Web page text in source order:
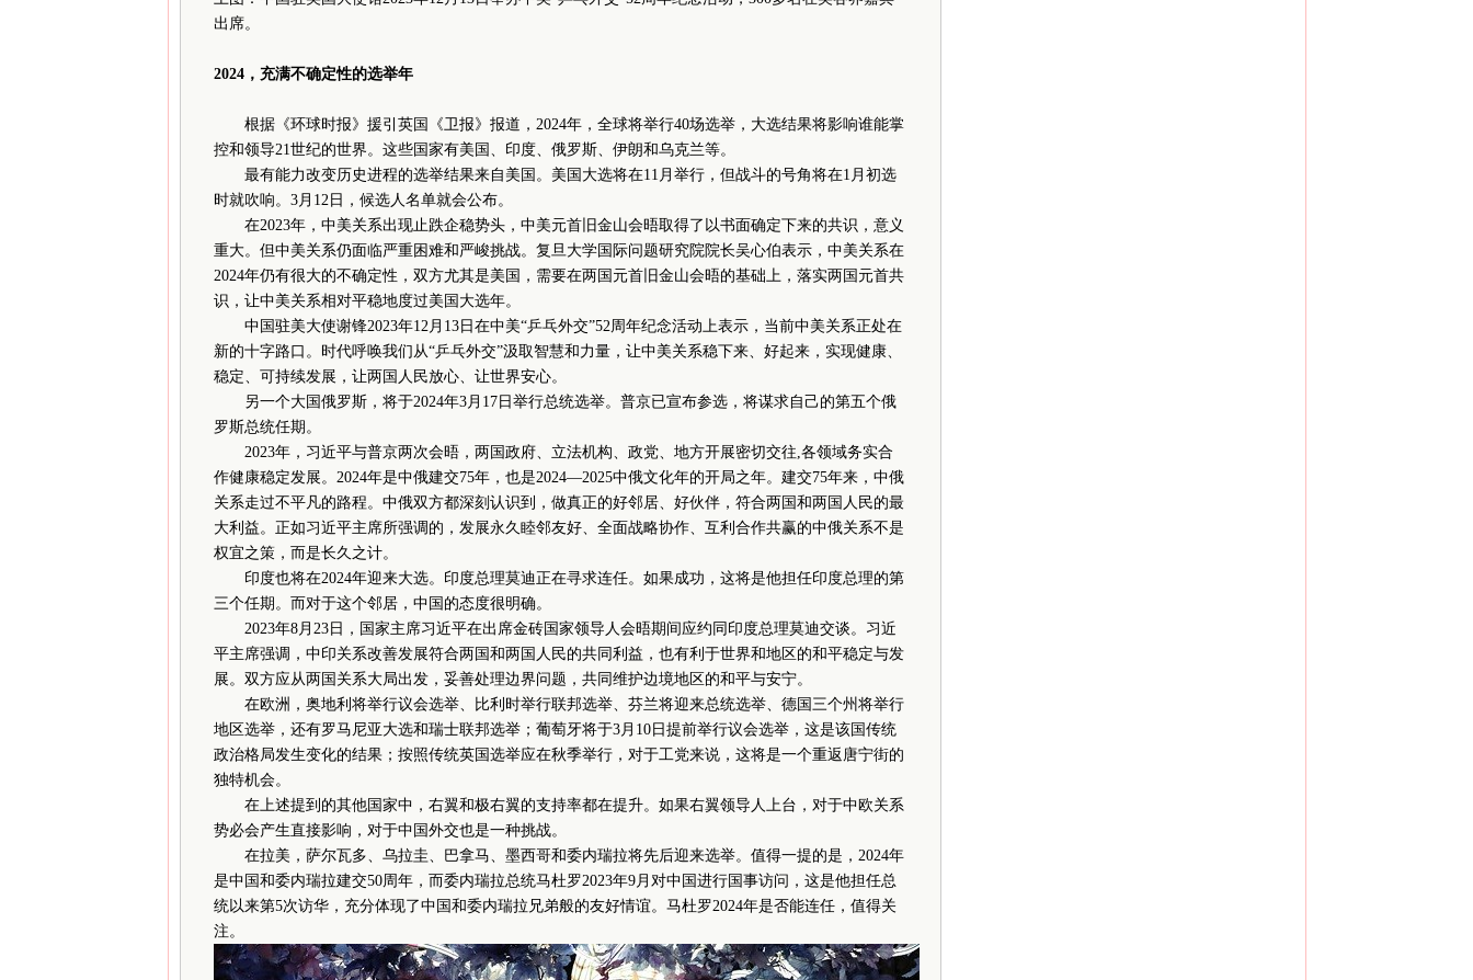
出席。
2024，充满不确定性的选举年
根据《环球时报》援引英国《卫报》报道，2024年，全球将举行40场选举，大选结果将影响谁能掌
控和领导21世纪的世界。这些国家有美国、印度、俄罗斯、伊朗和乌克兰等。
最有能力改变历史进程的选举结果来自美国。美国大选将在11月举行，但战斗的号角将在1月初选
时就吹响。3月12日，候选人名单就会公布。
在2023年，中美关系出现止跌企稳势头，中美元首旧金山会晤取得了以书面确定下来的共识，意义
重大。但中美关系仍面临严重困难和严峻挑战。复旦大学国际问题研究院院长吴心伯表示，中美关系在
2024年仍有很大的不确定性，双方尤其是美国，需要在两国元首旧金山会晤的基础上，落实两国元首共
识，让中美关系相对平稳地度过美国大选年。
中国驻美大使谢锋2023年12月13日在中美“乒乓外交”52周年纪念活动上表示，当前中美关系正处在
新的十字路口。时代呼唤我们从“乒乓外交”汲取智慧和力量，让中美关系稳下来、好起来，实现健康、
稳定、可持续发展，让两国人民放心、让世界安心。
另一个大国俄罗斯，将于2024年3月17日举行总统选举。普京已宣布参选，将谋求自己的第五个俄
罗斯总统任期。
2023年，习近平与普京两次会晤，两国政府、立法机构、政党、地方开展密切交往,各领域务实合
作健康稳定发展。2024年是中俄建交75年，也是2024—2025中俄文化年的开局之年。建交75年来，中俄
关系走过不平凡的路程。中俄双方都深刻认识到，做真正的好邻居、好伙伴，符合两国和两国人民的最
大利益。正如习近平主席所强调的，发展永久睦邻友好、全面战略协作、互利合作共赢的中俄关系不是
权宜之策，而是长久之计。
印度也将在2024年迎来大选。印度总理莫迪正在寻求连任。如果成功，这将是他担任印度总理的第
三个任期。而对于这个邻居，中国的态度很明确。
2023年8月23日，国家主席习近平在出席金砖国家领导人会晤期间应约同印度总理莫迪交谈。习近
平主席强调，中印关系改善发展符合两国和两国人民的共同利益，也有利于世界和地区的和平稳定与发
展。双方应从两国关系大局出发，妥善处理边界问题，共同维护边境地区的和平与安宁。
在欧洲，奥地利将举行议会选举、比利时举行联邦选举、芬兰将迎来总统选举、德国三个州将举行
地区选举，还有罗马尼亚大选和瑞士联邦选举；葡萄牙将于3月10日提前举行议会选举，这是该国传统
政治格局发生变化的结果；按照传统英国选举应在秋季举行，对于工党来说，这将是一个重返唐宁街的
独特机会。
在上述提到的其他国家中，右翼和极右翼的支持率都在提升。如果右翼领导人上台，对于中欧关系
势必会产生直接影响，对于中国外交也是一种挑战。
在拉美，萨尔瓦多、乌拉圭、巴拿马、墨西哥和委内瑞拉将先后迎来选举。值得一提的是，2024年
是中国和委内瑞拉建交50周年，而委内瑞拉总统马杜罗2023年9月对中国进行国事访问，这是他担任总
统以来第5次访华，充分体现了中国和委内瑞拉兄弟般的友好情谊。马杜罗2024年是否能连任，值得关
注。